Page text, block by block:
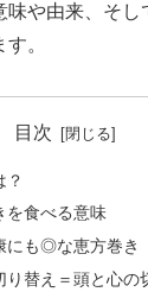
や由来、そし
。
目次
？
を食べる意味
にも◎な恵方巻き
り替え＝頭と心の